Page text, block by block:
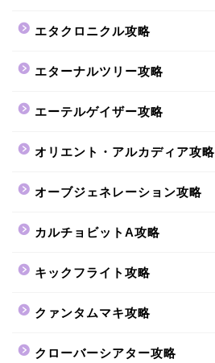
エタクロニクル攻略
エターナルツリー攻略
エーテルゲイザー攻略
オリエント・アルカディア攻略
オーブジェネレーション攻略
カルチョビットA攻略
キックフライト攻略
クァンタムマキ攻略
クローバーシアター攻略